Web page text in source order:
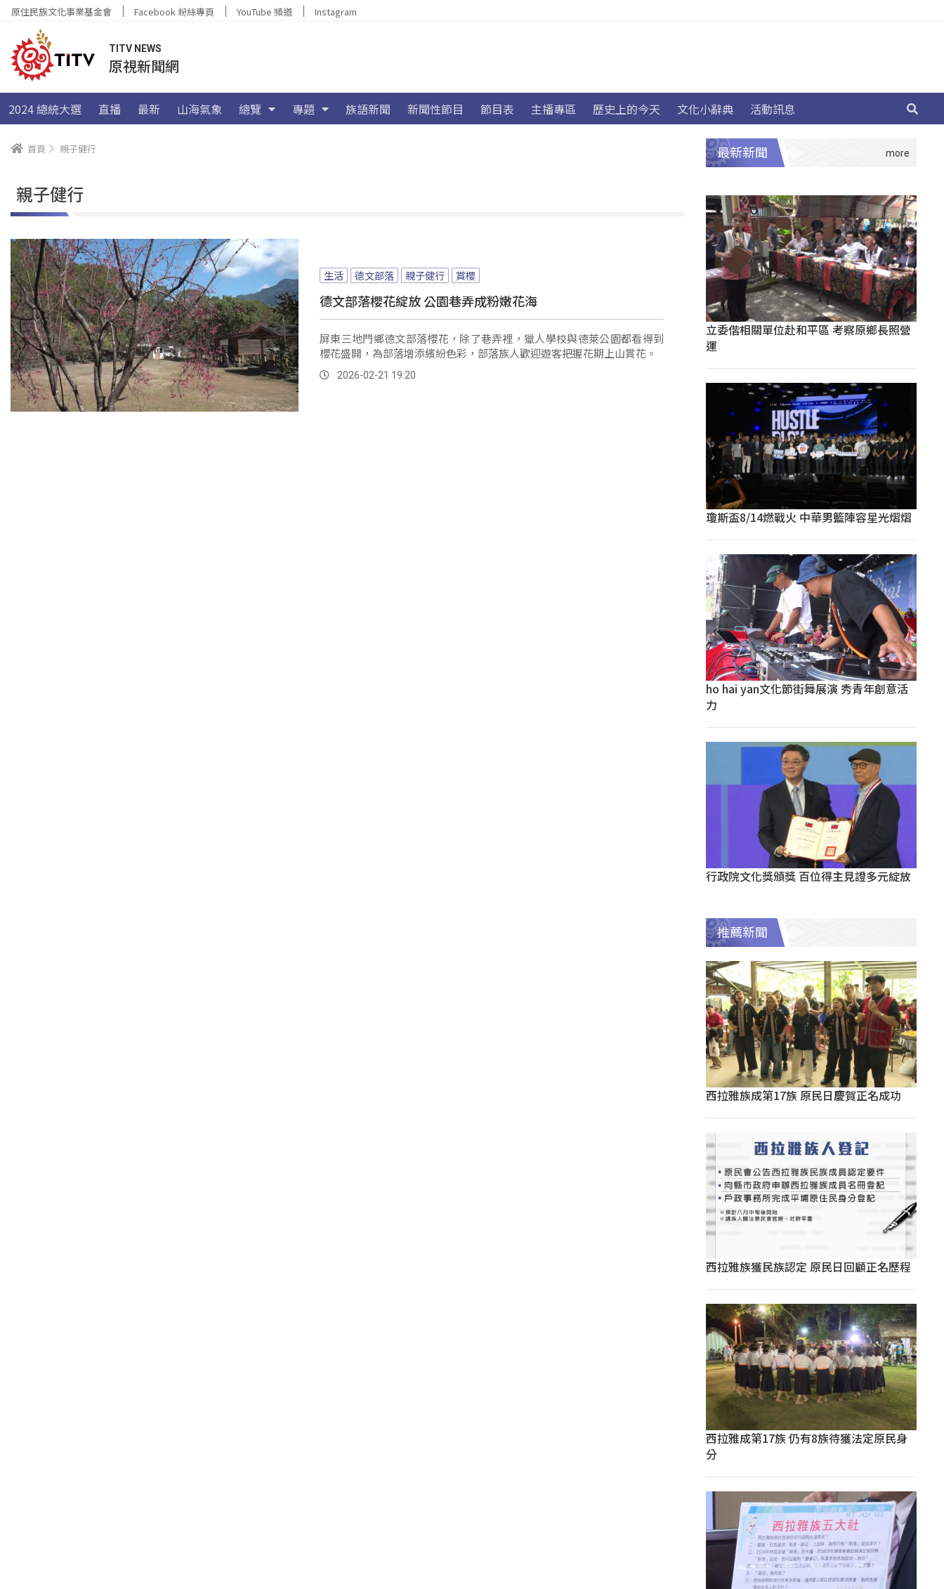
原住民族文化事業基金會 Facebook 粉絲專頁 YouTube 頻道 Instagram
TITV NEWS
原視新聞網
2024 總統大選 直播 最新 山海氣象 總覽 專題 族語新聞 新聞性節目 節目表 主播專區 歷史上的今天 文化小辭典 活動訊息
首頁 親子健行
親子健行
生活 德文部落 親子健行 賞櫻
德文部落櫻花綻放 公園巷弄成粉嫩花海
屏東三地門鄉德文部落櫻花，除了巷弄裡，獵人學校與德萊公園都看得到
櫻花盛開，為部落增添繽紛色彩，部落族人歡迎遊客把握花期上山賞花。
2026-02-21 19:20
最新新聞
立委偕相關單位赴和平區 考察原鄉長照營
運
瓊斯盃8/14燃戰火 中華男籃陣容星光熠熠
ho hai yan文化節街舞展演 秀青年創意活
力
行政院文化獎頒獎 百位得主見證多元綻放
推薦新聞
西拉雅族成第17族 原民日慶賀正名成功
西拉雅族獲民族認定 原民日回顧正名歷程
西拉雅成第17族 仍有8族待獲法定原民身
分